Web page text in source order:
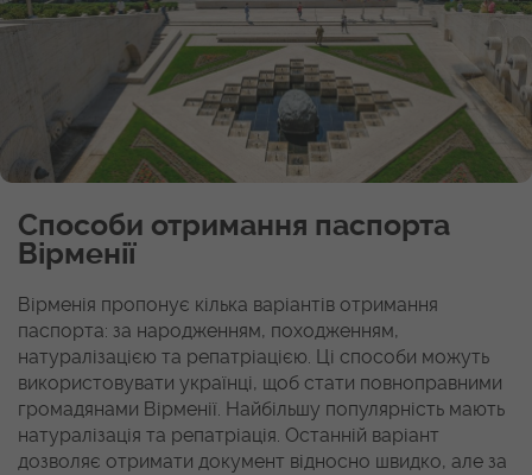
Способи отримання паспорта
Вірменії
Вірменія пропонує кілька варіантів отримання
паспорта: за народженням, походженням,
натуралізацією та репатріацією. Ці способи можуть
використовувати українці, щоб стати повноправними
громадянами Вірменії. Найбільшу популярність мають
натуралізація та репатріація. Останній варіант
дозволяє отримати документ відносно швидко, але за